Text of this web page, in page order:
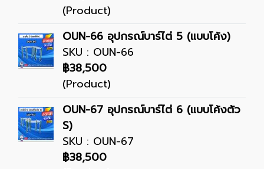
(Product)
OUN-66 อุปกรณ์บาร์ไต่ 5 (แบบโค้ง)
SKU : OUN-66
฿38,500
(Product)
OUN-67 อุปกรณ์บาร์ไต่ 6 (แบบโค้งตัว
S)
SKU : OUN-67
฿38,500